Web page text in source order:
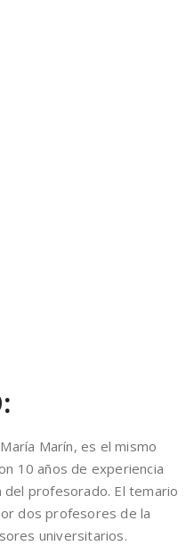
Marín, es el mismo
10 años de experiencia
profesorado. El temario
dos profesores de la
universitarios.